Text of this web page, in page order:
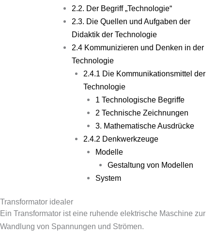
2.2. Der Begriff „Technologie“
2.3. Die Quellen und Aufgaben der
Didaktik der Technologie
2.4 Kommunizieren und Denken in der
Technologie
2.4.1 Die Kommunikationsmittel der
Technologie
1 Technologische Begriffe
2 Technische Zeichnungen
3. Mathematische Ausdrücke
2.4.2 Denkwerkzeuge
Modelle
Gestaltung von Modellen
System
Transformator idealer
Ein Transformator ist eine ruhende elektrische Maschine zur
Wandlung von Spannungen und Strömen.